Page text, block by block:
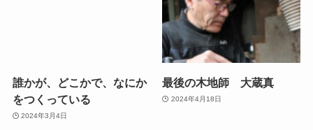
誰かが、どこかで、なにか
をつくっている
2024年3月4日
最後の木地師 大蔵真
2024年4月18日